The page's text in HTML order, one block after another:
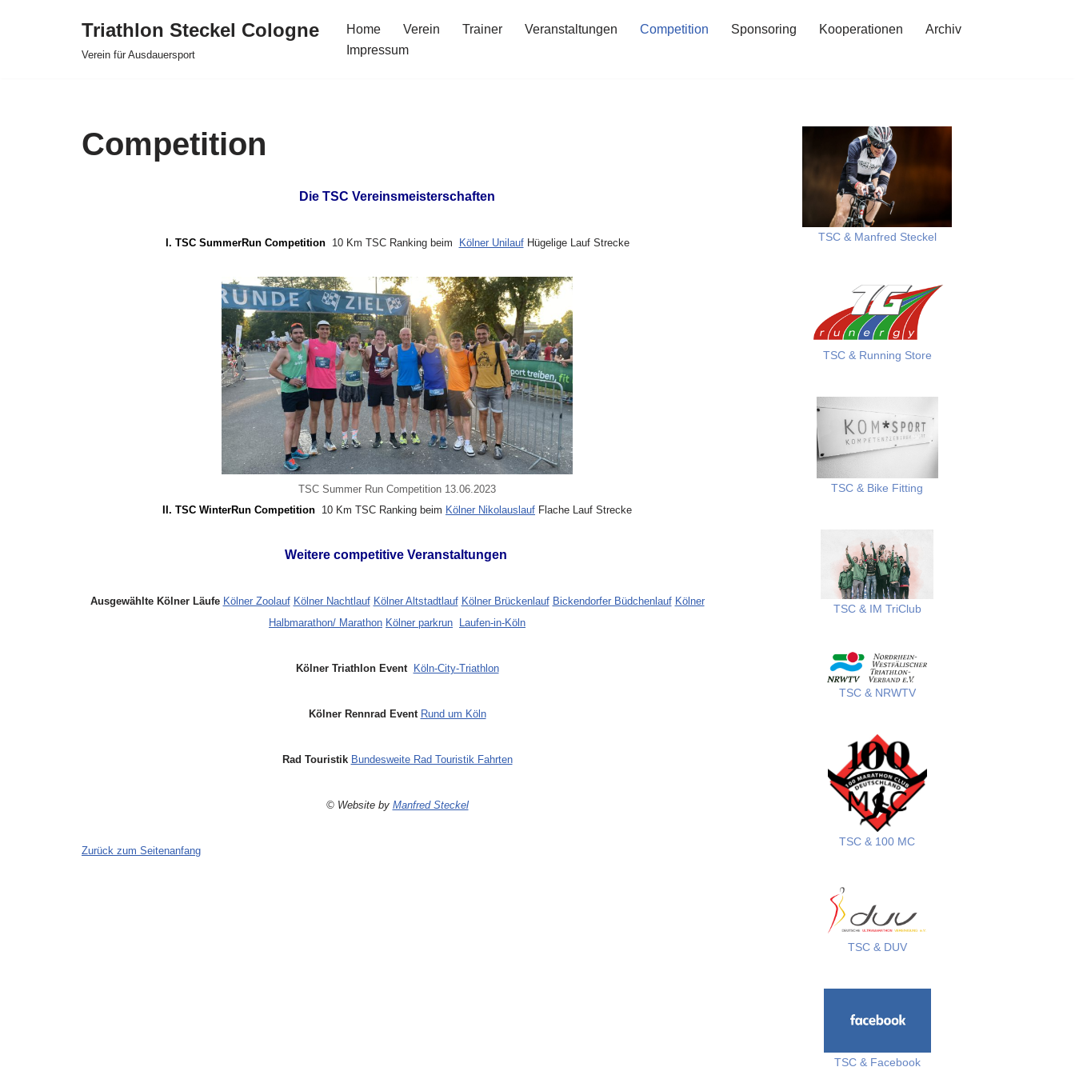
Triathlon Steckel Cologne
Verein für Ausdauersport
Home Verein Trainer Veranstaltungen Competition Sponsoring Kooperationen
Archiv
Impressum
Competition
Die TSC Vereinsmeisterschaften
I. TSC SummerRun Competition 10 Km TSC Ranking beim Kölner UnilaufHügelige Lauf Strecke
TSC Summer Run Competition 13.06.2023
II. TSC WinterRun Competition 10 Km TSC Ranking beim Kölner Nikolauslauf Flache Lauf Strecke
Weitere competitive Veranstaltungen
Ausgewählte Kölner Läufe Kölner Zoolauf Kölner Nachtlauf Kölner Altstadtlauf Kölner Brückenlauf Bickendorfer Büdchenlauf Kölner
Halbmarathon/ Marathon Kölner parkrun Laufen-in-Köln
Kölner Triathlon Event Köln-City-Triathlon
Kölner Rennrad Event Rund um Köln
Rad Touristik Bundesweite Rad Touristik Fahrten
© Website by Manfred Steckel
Zurück zum Seitenanfang
TSC & Manfred Steckel
TSC & Running Store
TSC & Bike Fitting
TSC &IM TriClub
TSC & NRWTV
TSC & 100 MC
TSC & DUV
TSC & Facebook